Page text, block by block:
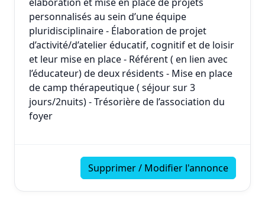
personnalisés au sein d’une équipe
pluridisciplinaire - Élaboration de projet
d’activité/d’atelier éducatif, cognitif et de loisir
et leur mise en place - Référent ( en lien avec
l’éducateur) de deux résidents - Mise en place
de camp thérapeutique ( séjour sur 3
jours/2nuits) - Trésorière de l’association du
foyer
Supprimer / Modifier l'annonce